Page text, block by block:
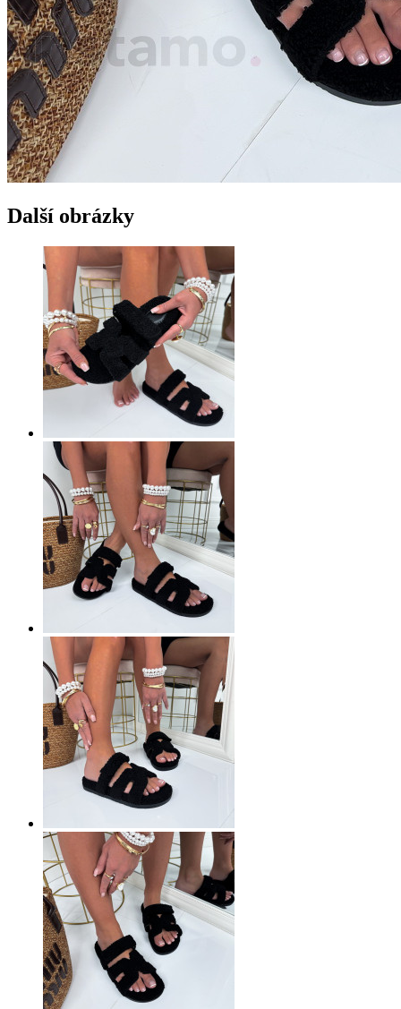
Další obrázky